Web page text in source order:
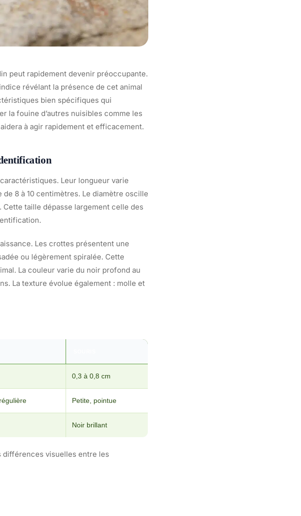
peut rapidement devenir préoccupante.
révélant la présence de cet animal
bien spécifiques qui
la fouine d’autres nuisibles comme les
à agir rapidement et efficacement.
Leur longueur varie
8 à 10 centimètres. Le diamètre oscille
taille dépasse largement celle des
Les crottes présentent une
ou légèrement spiralée. Cette
La couleur varie du noir profond au
La texture évolue également : molle et
0,3 à 0,8 cm
Petite, pointue
Noir brillant
différences visuelles entre les